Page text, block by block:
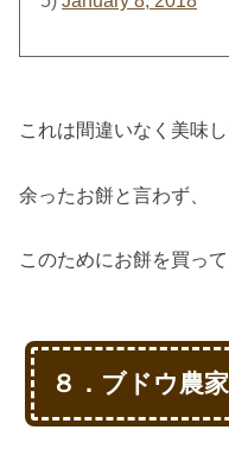
これは間違いなく美味
余ったお餅と言わず、
このためにお餅を買っ
８．ブドウ農